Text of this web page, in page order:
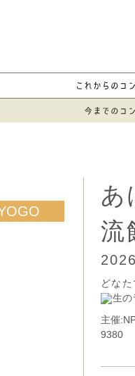
あ
流
どな
生の
主催
9380